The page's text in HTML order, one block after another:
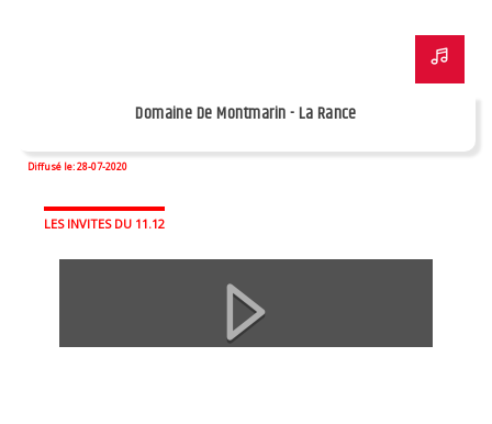
Domaine De Montmarin - La Rance
Diffusé le: 28-07-2020
LES INVITES DU 11.12